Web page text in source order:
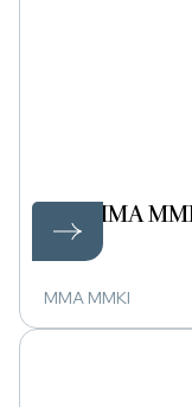
MMA
MMA MMKI